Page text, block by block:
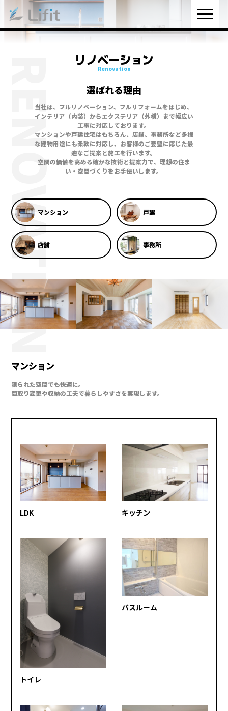
リノベーション
Renovation
選ばれる理由
当社は、フルリノベーション、フルリフォームをはじめ、
インテリア（内装）からエクステリア（外構）まで幅広い
工事に対応しております。
マンションや戸建住宅はもちろん、店舗、事務所など多様
な建物用途にも柔軟に対応し、 お客様のご要望に応じた最
適なご提案と施工を行います。
空間の価値を高める確かな技術と提案力で、理想の住ま
い・空間づくりをお手伝いします。
マンション 戸建
店舗 事務所
マンション
限られた空間でも快適に。
間取り変更や収納の工夫で暮らしやすさを実現します。
LDK キッチン
トイレ
バスルーム